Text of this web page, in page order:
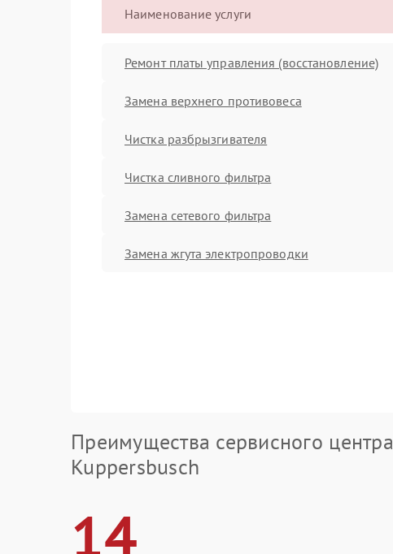
Наименование услуги
Ремонт платы управления (восстановление)
Замена верхнего противовеса
Чистка разбрызгивателя
Чистка сливного фильтра
Замена сетевого фильтра
Замена жгута электропроводки
Преимущества сервисного центра
Kuppersbusch
14